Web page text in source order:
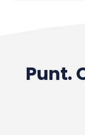
Punt.